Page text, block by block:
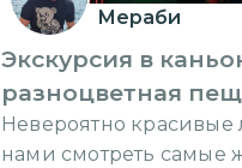
Мераби
Экскурсия в
разноцветная
Невероятно красивые
нами смотреть самые